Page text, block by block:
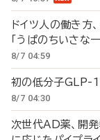
ドイツ人の働き
「うぱのちいさな
8/7 04:59
初の低分子GLP-
8/7 04:30
次世代AD薬、開